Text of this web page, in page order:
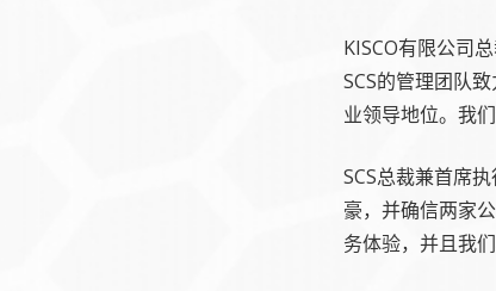
KISCO有限公司
SCS的管理团队
业领导地位。我
SCS总裁兼首席
豪，并确信两家
务体验，并且我